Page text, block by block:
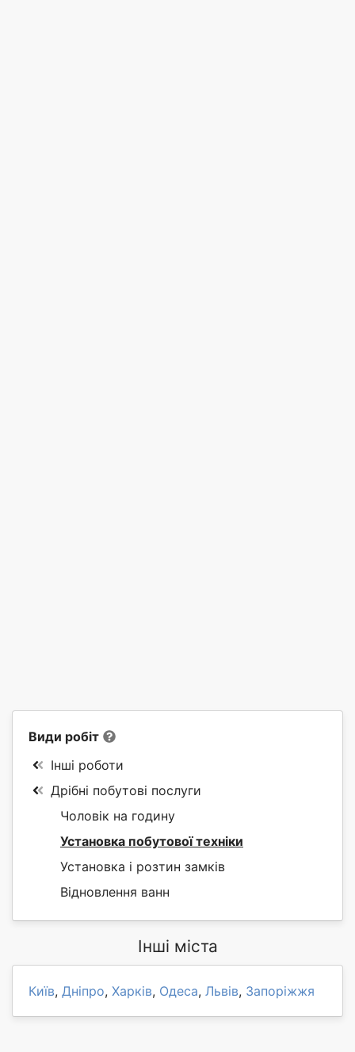
Види робіт
Інші роботи
Дрібні побутові послуги
Чоловік на годину
Установка побутової техніки
Установка і розтин замків
Відновлення ванн
Інші міста
Київ, Дніпро, Харків, Одеса, Львів, Запоріжжя